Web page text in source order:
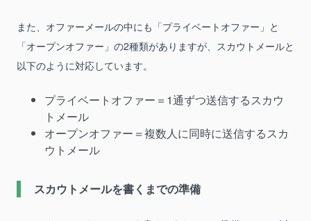
また、オファーメールの中にも「プライベートオファー」と
「オープンオファー」の2種類がありますが、スカウトメールと
以下のように対応しています。
プライベートオファー＝1通ずつ送信するスカウ
トメール
オープンオファー＝複数人に同時に送信するスカ
ウトメール
スカウトメールを書くまでの準備